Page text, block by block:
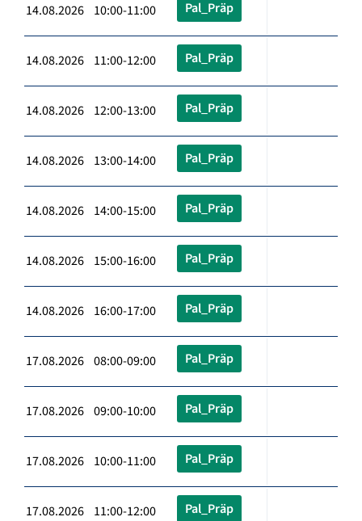
14.08.2026 10:00-11:00 Pal_Präp
14.08.2026 11:00-12:00 Pal_Präp
14.08.2026 12:00-13:00 Pal_Präp
14.08.2026 13:00-14:00 Pal_Präp
14.08.2026 14:00-15:00 Pal_Präp
14.08.2026 15:00-16:00 Pal_Präp
14.08.2026 16:00-17:00 Pal_Präp
17.08.2026 08:00-09:00 Pal_Präp
17.08.2026 09:00-10:00 Pal_Präp
17.08.2026 10:00-11:00 Pal_Präp
17.08.2026 11:00-12:00 Pal_Präp